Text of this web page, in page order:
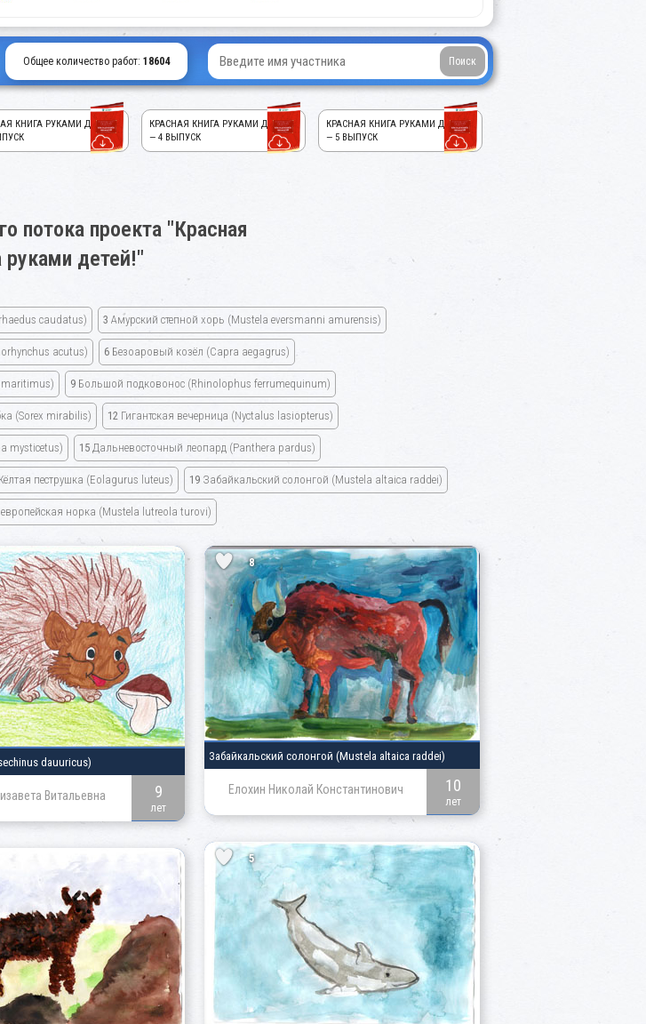
Общее количество работ: 18604
КНИГА РУКАМИ ДЕТЕЙ!
КРАСНАЯ КНИГА РУКАМИ ДЕТЕЙ!
— 4 ВЫПУСК
КРАСНАЯ КНИГА РУКАМИ ДЕТЕЙ!
— 5 ВЫПУСК
потока проекта "Красная
руками детей!"
caudatus) 3 Амурский степной хорь (Mustela eversmanni amurensis)
acutus) 6 Безоаровый козёл (Capra aegagrus)
maritimus) 9 Большой подковонос (Rhinolophus ferrumequinum)
(Sorex mirabilis) 12 Гигантская вечерница (Nyctalus lasiopterus)
mysticetus) 15 Дальневосточный леопард (Panthera pardus)
пеструшка (Eolagurus luteus) 19 Забайкальский солонгой (Mustela altaica raddei)
норка (Mustela lutreola turovi)
dauuricus)
Витальевна 9
лет
8
Забайкальский солонгой (Mustela altaica raddei)
Елохин Николай Константинович 10
лет
5